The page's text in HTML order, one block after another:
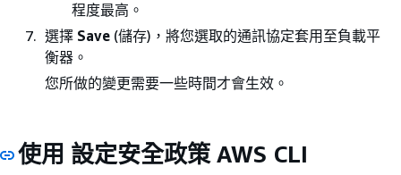
程度最高。
選擇 Save (儲存)，將您選取的通訊協定套用至負載平
衡器。
您所做的變更需要一些時間才會生效。
使用 設定安全政策 AWS CLI